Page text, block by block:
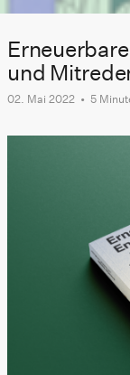
und
02. Mai 2022 • 5